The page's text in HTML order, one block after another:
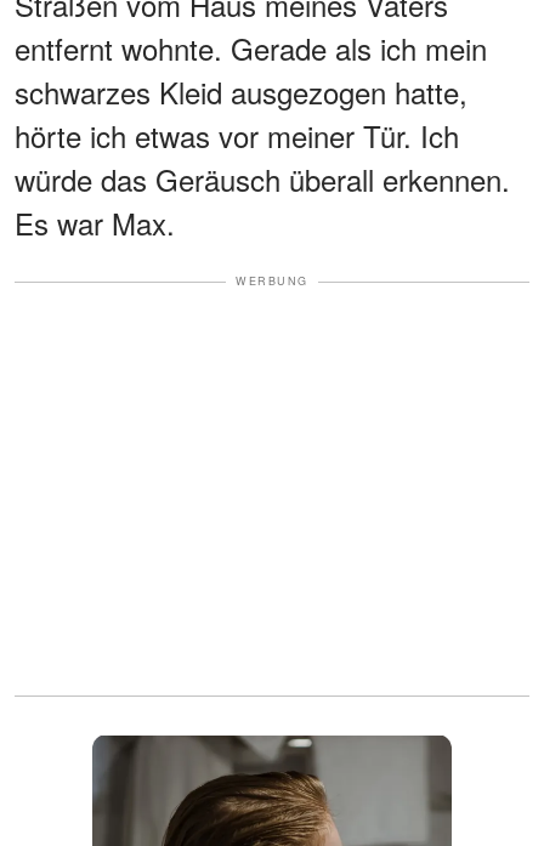
entfernt wohnte. Gerade als ich mein
schwarzes Kleid ausgezogen hatte,
hörte ich etwas vor meiner Tür. Ich
würde das Geräusch überall erkennen.
Es war Max.
WERBUNG